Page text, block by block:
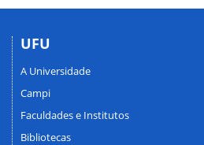
UFU
A Universidade
Campi
Faculdades e Institutos
Bibliotecas